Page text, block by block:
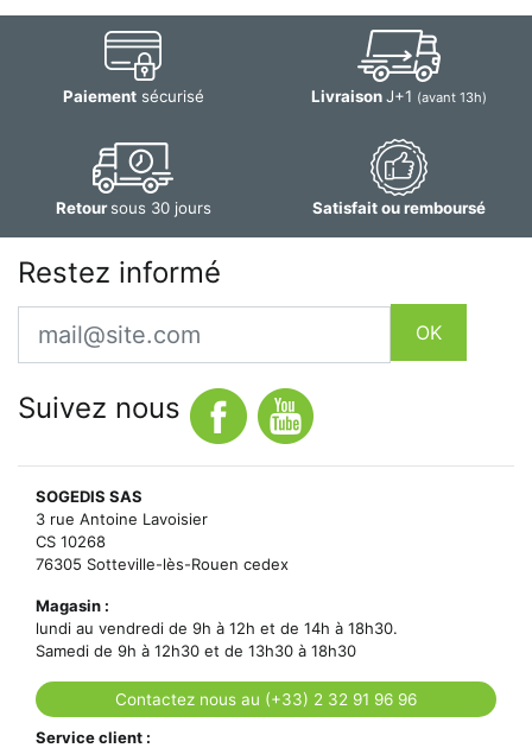
Paiementsécurisé LivraisonJ+1 (avant 13h)
Retoursous 30 jours Satisfait ou remboursé
Restez informé
Email
OK
Suivez nous
SOGEDIS SAS
3 rue Antoine Lavoisier
CS 10268
76305 Sotteville-lès-Rouen cedex
Magasin :
lundi au vendredi de 9h à 12h et de 14h à 18h30.
Samedi de 9h à 12h30 et de 13h30 à 18h30
Contactez nous au (+33) 2 32 91 96 96
Service client :